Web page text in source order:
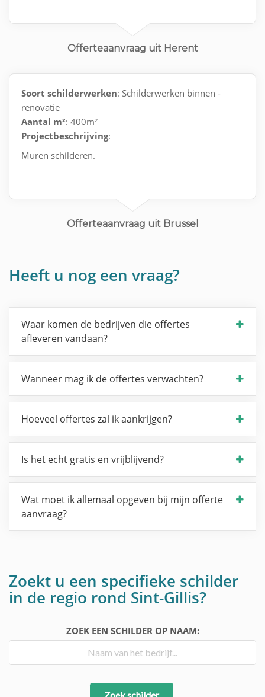
Offerteaanvraag uit Herent
Soort schilderwerken: Schilderwerken binnen -
renovatie
Aantal m²: 400m²
Projectbeschrijving:
Muren schilderen.
Offerteaanvraag uit Brussel
Heeft u nog een vraag?
Waar komen de bedrijven die offertes
afleveren vandaan?
Wanneer mag ik de offertes verwachten?
Hoeveel offertes zal ik aankrijgen?
Is het echt gratis en vrijblijvend?
Wat moet ik allemaal opgeven bij mijn offerte
aanvraag?
Zoekt u een specifieke schilder
in de regio rond Sint-Gillis?
ZOEK EEN SCHILDER OP NAAM: